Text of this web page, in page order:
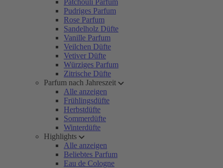
Patchouli Parfum
Pudriges Parfum
Rose Parfum
Sandelholz Düfte
Vanille Parfum
Veilchen Düfte
Vetiver Düfte
Würziges Parfum
Zitrische Düfte
Parfum nach Jahreszeit
Alle anzeigen
Frühlingsdüfte
Herbstdüfte
Sommerdüfte
Winterdüfte
Highlights
Alle anzeigen
Beliebtes Parfum
Eau de Cologne